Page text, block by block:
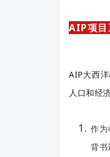
AIP项目
AIP大西
人口和经
作
背书